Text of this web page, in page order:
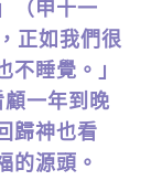
（申十一
正如我們很
睡覺。」
顧一年到晚
歸神也看
的源頭。